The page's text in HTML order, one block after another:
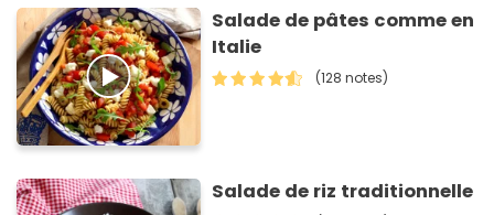
Salade de pâtes comme en
Italie
(128 notes)
Salade de riz traditionnelle